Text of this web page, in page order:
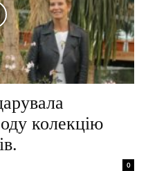
колекцію
0